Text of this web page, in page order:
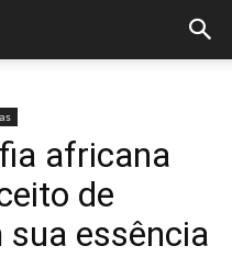
africana
de
sua essência